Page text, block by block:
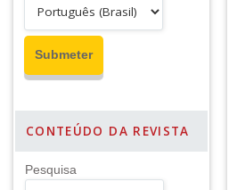
CONTEÚDO DA REVISTA
Pesquisa